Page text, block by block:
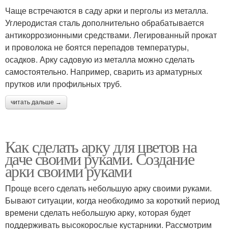
Чаще встречаются в саду арки и перголы из металла.
Углеродистая сталь дополнительно обрабатывается
антикоррозионными средствами. Легированный прокат
и проволока не боятся перепадов температуры,
осадков. Арку садовую из металла можно сделать
самостоятельно. Например, сварить из арматурных
прутков или профильных труб.
читать дальше →
Как сделать арку для цветов на
даче своими руками. Создание
арки своими руками
Проще всего сделать небольшую арку своими руками.
Бывают ситуации, когда необходимо за короткий период
времени сделать небольшую арку, которая будет
поддерживать высокорослые кустарники. Рассмотрим